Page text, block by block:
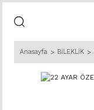
Anasayfa BİLEKLİK